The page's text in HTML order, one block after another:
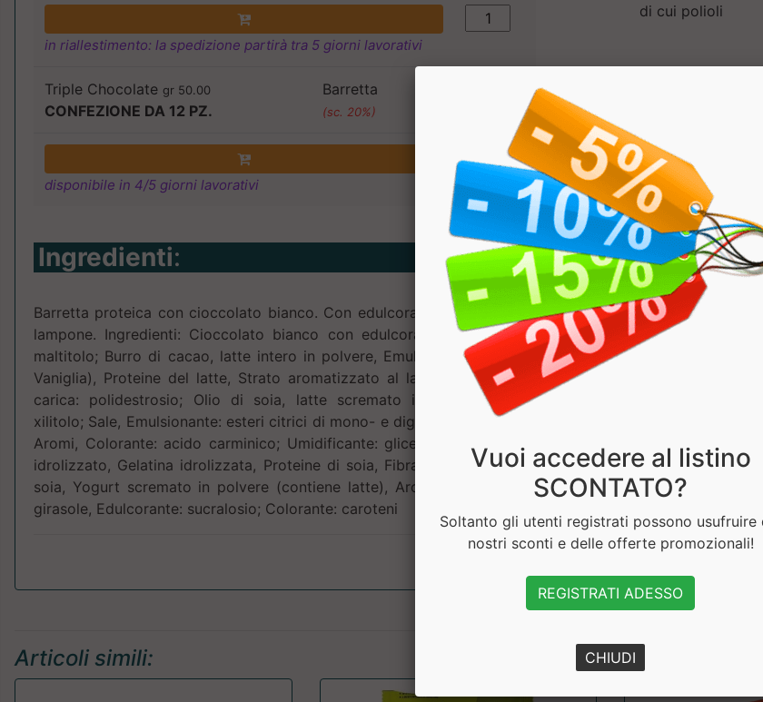
in riallestimento: la spedizione partirà tra 5 giorni lavorativi
Triple Chocolate gr 50.00
CONFEZIONE DA 12 PZ.
Barretta
(sc. 20%)
disponibile in 4/5 giorni lavorativi
Ingredienti:
Barretta proteica con cioccolato bianco. Con edulcoranti. Gusto Cheesecake al
lampone. Ingredienti: Cioccolato bianco con edulcorante (25%) (Edulcorante:
maltitolo; Burro di cacao, latte intero in polvere, Emulsionante: lecitina di soia;
Vaniglia), Proteine del latte, Strato aromatizzato al lampone (15%) (Agente di
carica: polidestrosio; Olio di soia, latte scremato in polvere, Stabilizzante:
xilitolo; Sale, Emulsionante: esteri citrici di mono- e digliceridi degli acidi grassi),
Aromi, Colorante: acido carminico; Umidificante: glicerolo; Glutine di frumento
idrolizzato, Gelatina idrolizzata, Proteine di soia, Fibra di mais solubile, Olio di
soia, Yogurt scremato in polvere (contiene latte), Aromi, Sale, Olio di semi di
girasole, Edulcorante: sucralosio; Colorante: caroteni
di cui polioli
Articoli simili:
Vuoi accedere al listino
SCONTATO?
Soltanto gli utenti registrati possono usufruire
nostri sconti e delle offerte promozionali!
REGISTRATI ADESSO
CHIUDI